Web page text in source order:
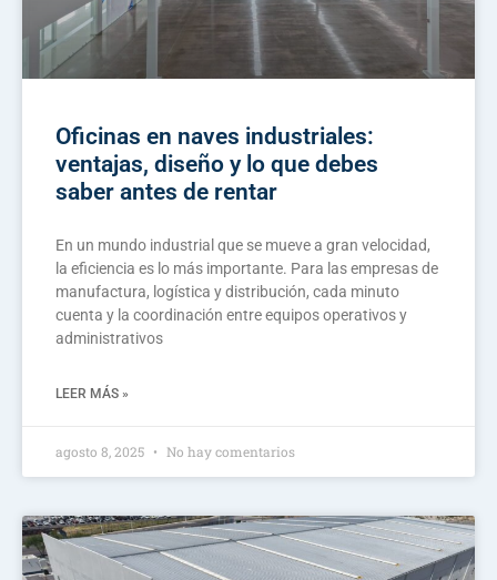
Oficinas en naves industriales:
ventajas, diseño y lo que debes
saber antes de rentar
En un mundo industrial que se mueve a gran velocidad,
la eficiencia es lo más importante. Para las empresas de
manufactura, logística y distribución, cada minuto
cuenta y la coordinación entre equipos operativos y
administrativos
LEER MÁS »
agosto 8, 2025 No hay comentarios